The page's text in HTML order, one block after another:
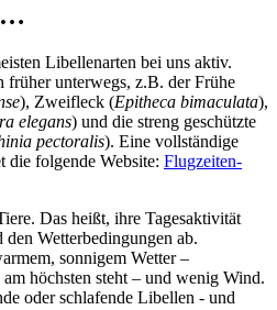
Libellenarten bei uns aktiv.
früher unterwegs, z.B. der Frühe
), Zweifleck (Epitheca bimaculata),
elegans) und die streng geschützte
pectoralis). Eine vollständige
die folgende Website: Flugzeiten-
Das heißt, ihre Tagesaktivität
Wetterbedingungen ab.
sonnigem Wetter –
höchsten steht – und wenig Wind.
oder schlafende Libellen - und